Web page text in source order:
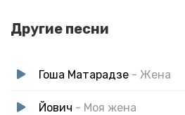
А, жена, а жена, а жена татарочка
Кереп баттым бурычка
Другие песни
Гоша Матарадзе - Жена
Йович - Моя жена